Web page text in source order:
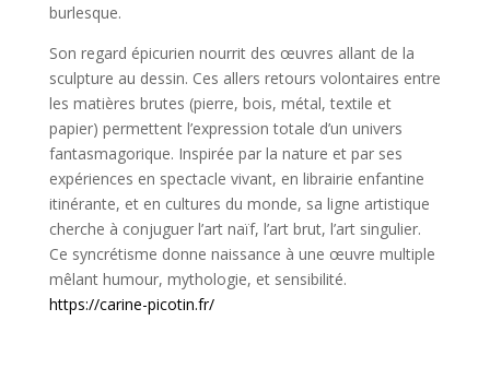
burlesque.
Son regard épicurien nourrit des œuvres allant de la
sculpture au dessin. Ces allers retours volontaires entre
les matières brutes (pierre, bois, métal, textile et
papier) permettent l’expression totale d’un univers
fantasmagorique. Inspirée par la nature et par ses
expériences en spectacle vivant, en librairie enfantine
itinérante, et en cultures du monde, sa ligne artistique
cherche à conjuguer l’art naïf, l’art brut, l’art singulier.
Ce syncrétisme donne naissance à une œuvre multiple
mêlant humour, mythologie, et sensibilité.
https://carine-picotin.fr/